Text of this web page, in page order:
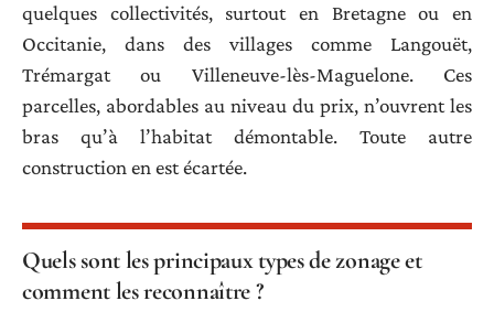
quelques collectivités, surtout en Bretagne ou en
Occitanie, dans des villages comme Langouët,
Trémargat ou Villeneuve-lès-Maguelone. Ces
parcelles, abordables au niveau du prix, n’ouvrent les
bras qu’à l’habitat démontable. Toute autre
construction en est écartée.
Quels sont les principaux types de zonage et
comment les reconnaître ?